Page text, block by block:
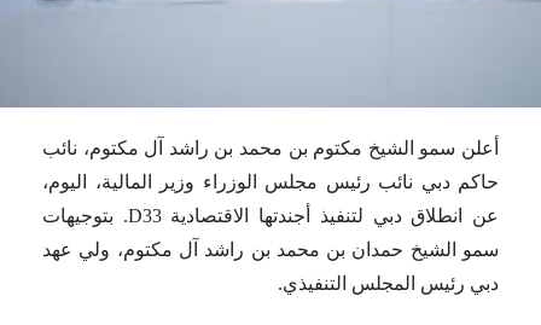
أعلن سمو الشيخ مكتوم بن محمد بن راشد آل مكتوم، نائب
حاكم دبي نائب رئيس مجلس الوزراء وزير المالية، اليوم،
عن انطلاق دبي لتنفيذ أجندتها الاقتصادية D33. بتوجيهات
سمو الشيخ حمدان بن محمد بن راشد آل مكتوم، ولي عهد
دبي رئيس المجلس التنفيذي.